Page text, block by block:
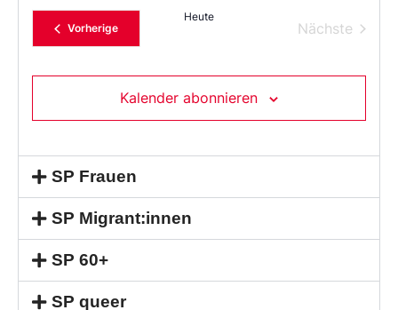
das
DatumVorherigeVeranstaltungen
Heute
Nächste
Kalender abonnieren
SP Frauen
SP Migrant:innen
SP 60+
SP queer